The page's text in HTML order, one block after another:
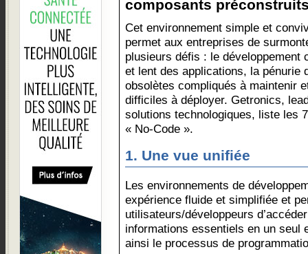
composants
Cet environnement simple et
permet aux entreprises de
plusieurs défis : le développement
et lent des applications, la pénurie
obsolètes compliqués à maintenir
difficiles à déployer. Getronics,
solutions technologiques, liste les
« No-Code ».
1. Une vue unifiée
Les environnements de
expérience fluide et simplifiée et
utilisateurs/développeurs
informations essentiels en un seul
ainsi le processus de